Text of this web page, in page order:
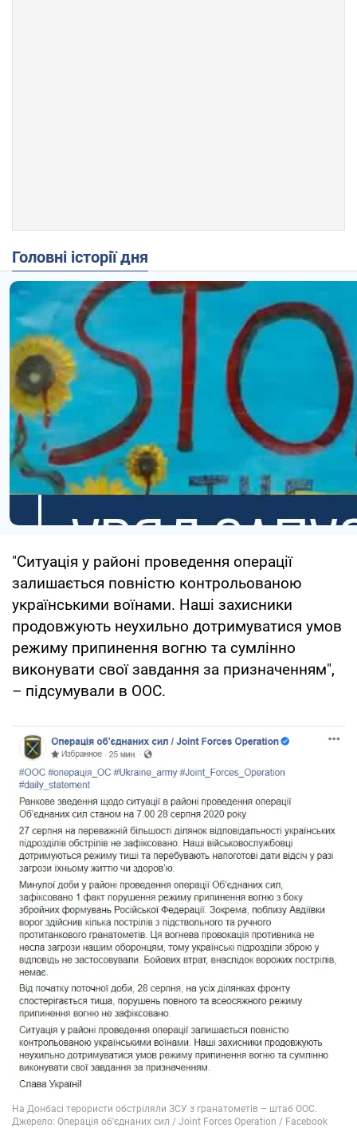
Головні історії дня
"Ситуація у районі проведення операції
залишається повністю контрольованою
українськими воїнами. Наші захисники
продовжують неухильно дотримуватися умов
режиму припинення вогню та сумлінно
виконувати свої завдання за призначенням",
– підсумували в ООС.